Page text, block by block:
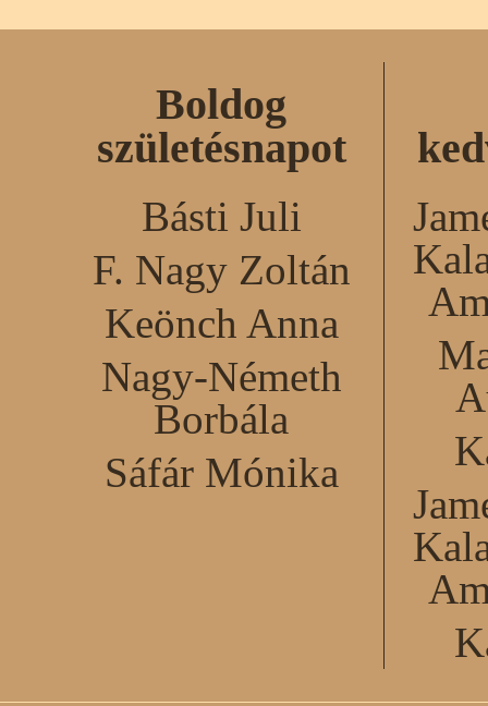
Boldog
születésnapot
Básti Juli
F. Nagy Zoltán
Keönch Anna
Nagy-Németh
Borbála
Sáfár Mónika